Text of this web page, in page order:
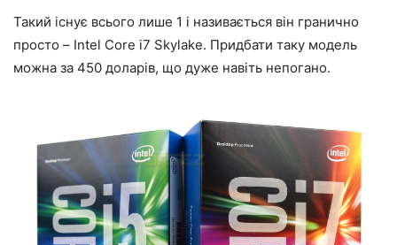
Такий існує всього лише 1 і називається він гранично
просто – Intel Core i7 Skylake. Придбати таку модель
можна за 450 доларів, що дуже навіть непогано.